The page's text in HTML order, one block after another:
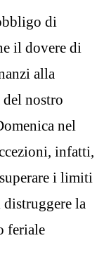
di
il dovere di
alla
nostro
nel
infatti,
i limiti
la
feriale